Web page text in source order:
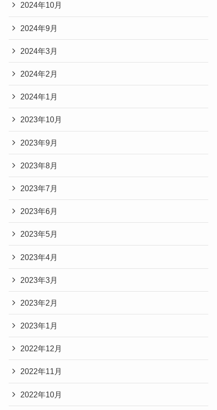
2024年10月
2024年9月
2024年3月
2024年2月
2024年1月
2023年10月
2023年9月
2023年8月
2023年7月
2023年6月
2023年5月
2023年4月
2023年3月
2023年2月
2023年1月
2022年12月
2022年11月
2022年10月